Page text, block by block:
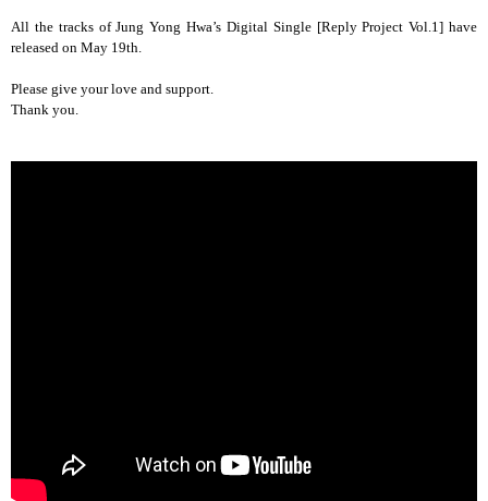
All the tracks of Jung Yong Hwa’s Digital Single [Reply Project Vol.1] have
released on May 19th.
Please give your love and support.
Thank you.